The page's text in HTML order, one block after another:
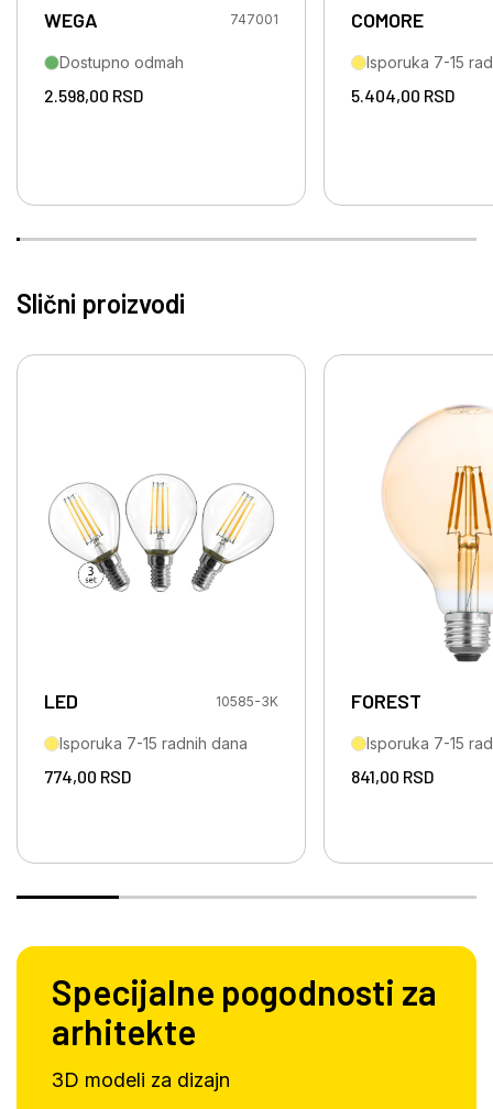
WEGA 747001
Dostupno odmah
2.598,00 RSD
COMORE
Isporuka 7-15
5.404,00 RSD
Slični proizvodi
LED 10585-3K
Isporuka 7-15 radnih dana
774,00 RSD
FOREST
Isporuka 7-15
841,00 RSD
Specijalne pogodnosti za
arhitekte
3D modeli za dizajn